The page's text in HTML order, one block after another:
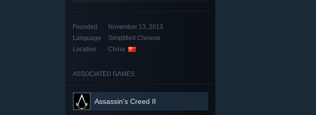
Founded
November 13, 2013
Language
Simplified Chinese
Location
China
ASSOCIATED GAMES
Assassin's Creed II